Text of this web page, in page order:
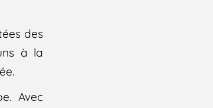
des
à la
Avec